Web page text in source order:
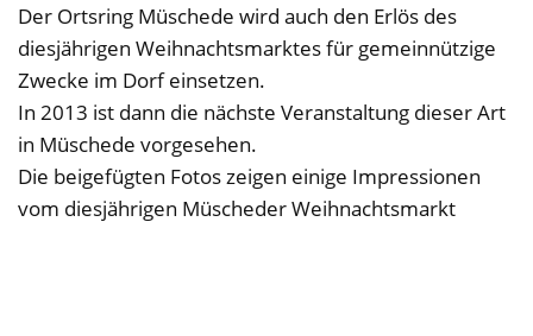
Der Ortsring Müschede wird auch den Erlös des
diesjährigen Weihnachtsmarktes für gemeinnützige
Zwecke im Dorf einsetzen.
In 2013 ist dann die nächste Veranstaltung dieser Art
in Müschede vorgesehen.
Die beigefügten Fotos zeigen einige Impressionen
vom diesjährigen Müscheder Weihnachtsmarkt